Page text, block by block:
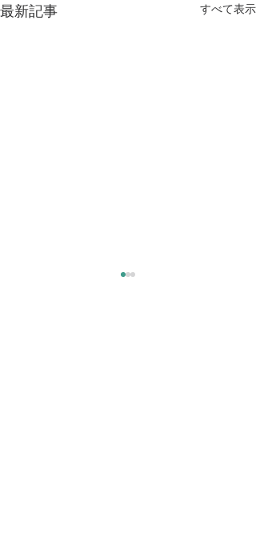
最新記事 すべて表示